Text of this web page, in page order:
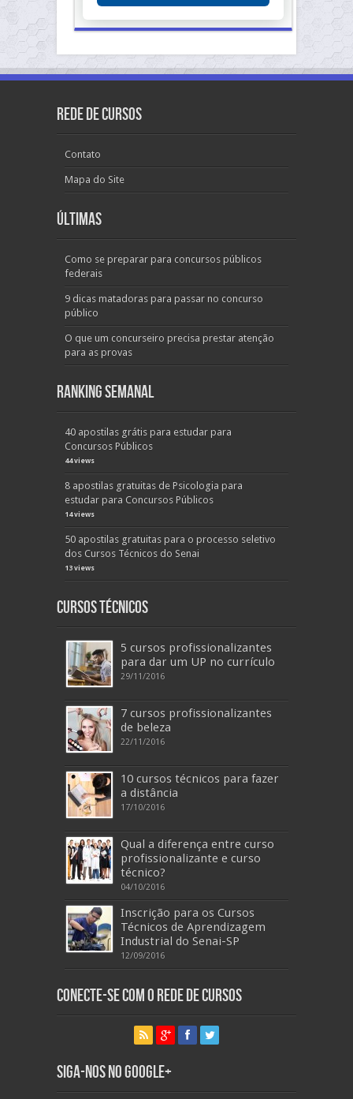
Rede de Cursos
Contato
Mapa do Site
Últimas
Como se preparar para concursos públicos
federais
9 dicas matadoras para passar no concurso
público
O que um concurseiro precisa prestar atenção
para as provas
Ranking Semanal
40 apostilas grátis para estudar para
Concursos Públicos
44 views
8 apostilas gratuitas de Psicologia para
estudar para Concursos Públicos
14 views
50 apostilas gratuitas para o processo seletivo
dos Cursos Técnicos do Senai
13 views
Cursos Técnicos
5 cursos profissionalizantes
para dar um UP no currículo
29/11/2016
7 cursos profissionalizantes
de beleza
22/11/2016
10 cursos técnicos para fazer
a distância
17/10/2016
Qual a diferença entre curso
profissionalizante e curso
técnico?
04/10/2016
Inscrição para os Cursos
Técnicos de Aprendizagem
Industrial do Senai-SP
12/09/2016
Conecte-se com o Rede de Cursos
Siga-nos no Google+